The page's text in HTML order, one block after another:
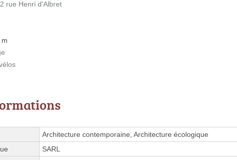
rue Henri d'Albret
Architecture contemporaine, Architecture écologique
SARL